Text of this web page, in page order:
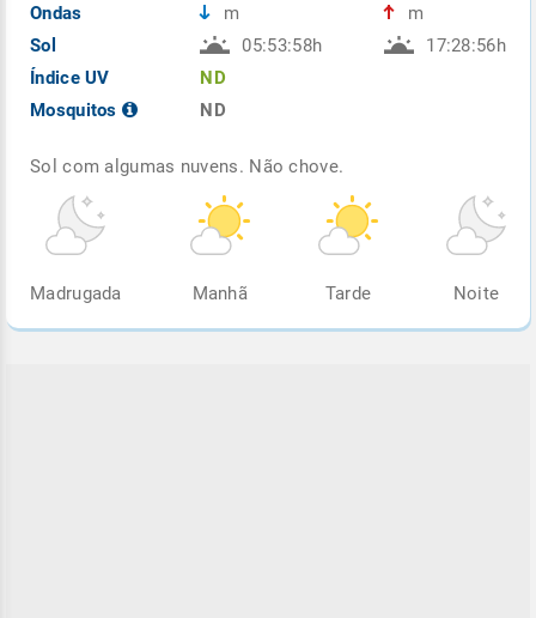
Ondas
Sol
Índice UV
Mosquitos
m
05:53:58h
ND
ND
m
17:28:56h
Sol com algumas nuvens. Não chove.
Madrugada Manhã Tarde Noite